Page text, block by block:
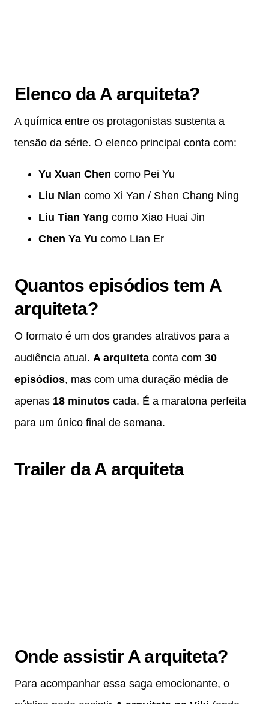
Elenco da A arquiteta?
A química entre os protagonistas sustenta a
tensão da série. O elenco principal conta com:
Yu Xuan Chen como Pei Yu
Liu Nian como Xi Yan / Shen Chang Ning
Liu Tian Yang como Xiao Huai Jin
Chen Ya Yu como Lian Er
Quantos episódios tem A
arquiteta?
O formato é um dos grandes atrativos para a
audiência atual. A arquiteta conta com 30
episódios, mas com uma duração média de
apenas 18 minutos cada. É a maratona perfeita
para um único final de semana.
Trailer da A arquiteta
Onde assistir A arquiteta?
Para acompanhar essa saga emocionante, o